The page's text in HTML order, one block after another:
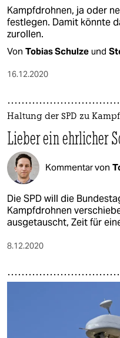
Kampfdrohnen, ja oder
festlegen. Damit könnte
zurollen.
Von Tobias Schulze und
16.12.2020
Haltung der SPD zu
Lieber ein ehrlicher
Kommentar von
Die SPD will die
Kampfdrohnen
ausgetauscht, Zeit für
8.12.2020